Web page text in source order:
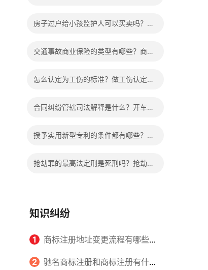
房子过户给小孩监护人可以买卖吗？房
交通事故商业保险的类型有哪些？商业
怎么认定为工伤的标准？做工伤认定期
合同纠纷管辖司法解释是什么？开车致
授予实用新型专利的条件都有哪些？实
抢劫罪的最高法定刑是死刑吗？抢劫罪
知识纠纷
1 商标注册地址变更流程有哪些？
怎么提交申请书件？
2 驰名商标注册和商标注册有什么